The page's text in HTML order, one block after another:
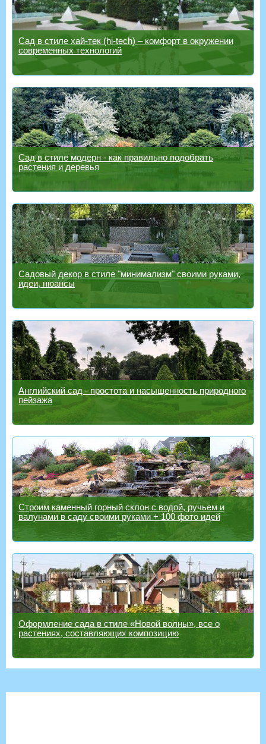
Сад в стиле хай-тек (hi-tech) – комфорт в окружении
современных технологий
Сад в стиле модерн - как правильно подобрать
растения и деревья
Садовый декор в стиле "минимализм" своими руками,
идеи, нюансы
Английский сад - простота и насыщенность природного
пейзажа
Строим каменный горный склон с водой, ручьем и
валунами в саду своими руками + 100 фото идей
Оформление сада в стиле «Новой волны», все о
растениях, составляющих композицию